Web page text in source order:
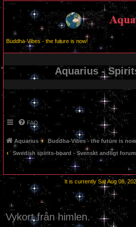
Buddha-Vibes - the future is now!
Aquarius -
FAQ
Aquarius
Buddha-Vibes - the future is
Swedish spirits-board - Svenskt andligt forum
It is currently Sat Aug 08,
Vykort från himlen.